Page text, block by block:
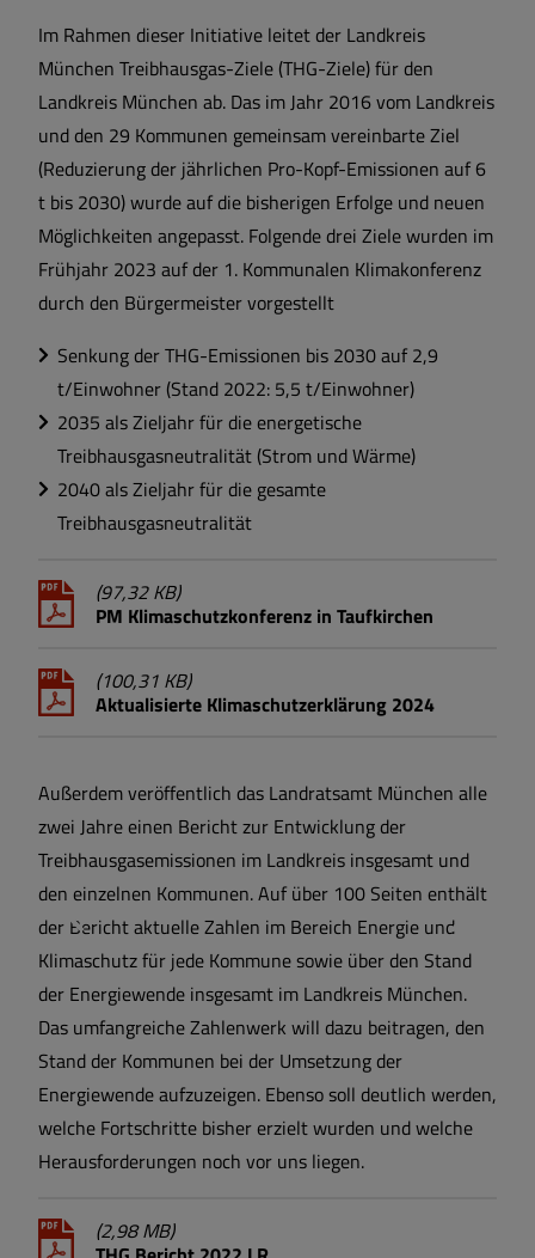
Im Rahmen dieser Initiative leitet der Landkreis
München Treibhausgas-Ziele (THG-Ziele) für den
Landkreis München ab. Das im Jahr 2016 vom Landkreis
und den 29 Kommunen gemeinsam vereinbarte Ziel
(Reduzierung der jährlichen Pro-Kopf-Emissionen auf 6
t bis 2030) wurde auf die bisherigen Erfolge und neuen
Möglichkeiten angepasst. Folgende drei Ziele wurden im
Frühjahr 2023 auf der 1. Kommunalen Klimakonferenz
durch den Bürgermeister vorgestellt
Senkung der THG-Emissionen bis 2030 auf 2,9
t/Einwohner (Stand 2022: 5,5 t/Einwohner)
2035 als Zieljahr für die energetische
Treibhausgasneutralität (Strom und Wärme)
2040 als Zieljahr für die gesamte
Treibhausgasneutralität
(97,32 KB)
PM Klimaschutzkonferenz in Taufkirchen
(100,31 KB)
Aktualisierte Klimaschutzerklärung 2024
Außerdem veröffentlich das Landratsamt München alle
zwei Jahre einen Bericht zur Entwicklung der
Treibhausgasemissionen im Landkreis insgesamt und
den einzelnen Kommunen. Auf über 100 Seiten enthält
der Bericht aktuelle Zahlen im Bereich Energie und
Klimaschutz für jede Kommune sowie über den Stand
der Energiewende insgesamt im Landkreis München.
Das umfangreiche Zahlenwerk will dazu beitragen, den
Stand der Kommunen bei der Umsetzung der
Energiewende aufzuzeigen. Ebenso soll deutlich werden,
welche Fortschritte bisher erzielt wurden und welche
Herausforderungen noch vor uns liegen.
(2,98 MB)